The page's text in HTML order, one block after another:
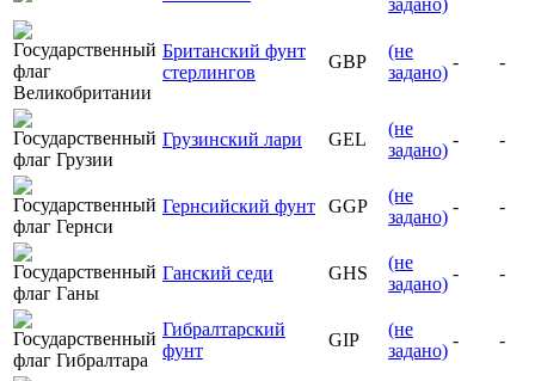
Британский фунт
стерлингов
GBP
(не
задано)
- -
Грузинский лари GEL
(не
задано)
- -
Гернсийский фунт GGP
(не
задано)
- -
Ганский седи GHS
(не
задано)
- -
Гибралтарский
фунт
GIP
(не
задано)
- -